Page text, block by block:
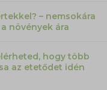
– nemsokára
növények ára
hogy több
az etetődet idén